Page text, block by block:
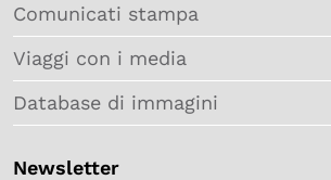
Comunicati stampa
Viaggi con i media
Database di immagini
Newsletter